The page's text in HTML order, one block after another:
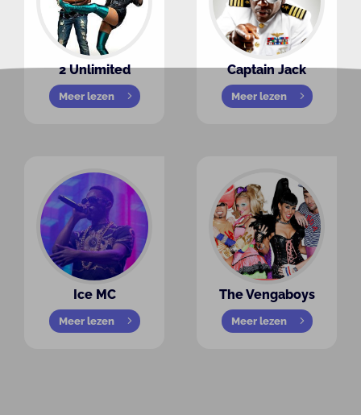
2 Unlimited
Meer lezen
Captain Jack
Meer lezen
Ice MC
Meer lezen
The Vengaboys
Meer lezen